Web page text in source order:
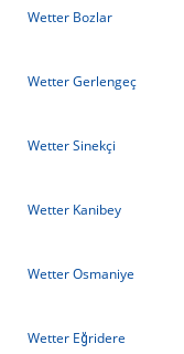
Wetter Bozlar
Wetter Gerlengeç
Wetter Sinekçi
Wetter Kanibey
Wetter Osmaniye
Wetter Eğridere